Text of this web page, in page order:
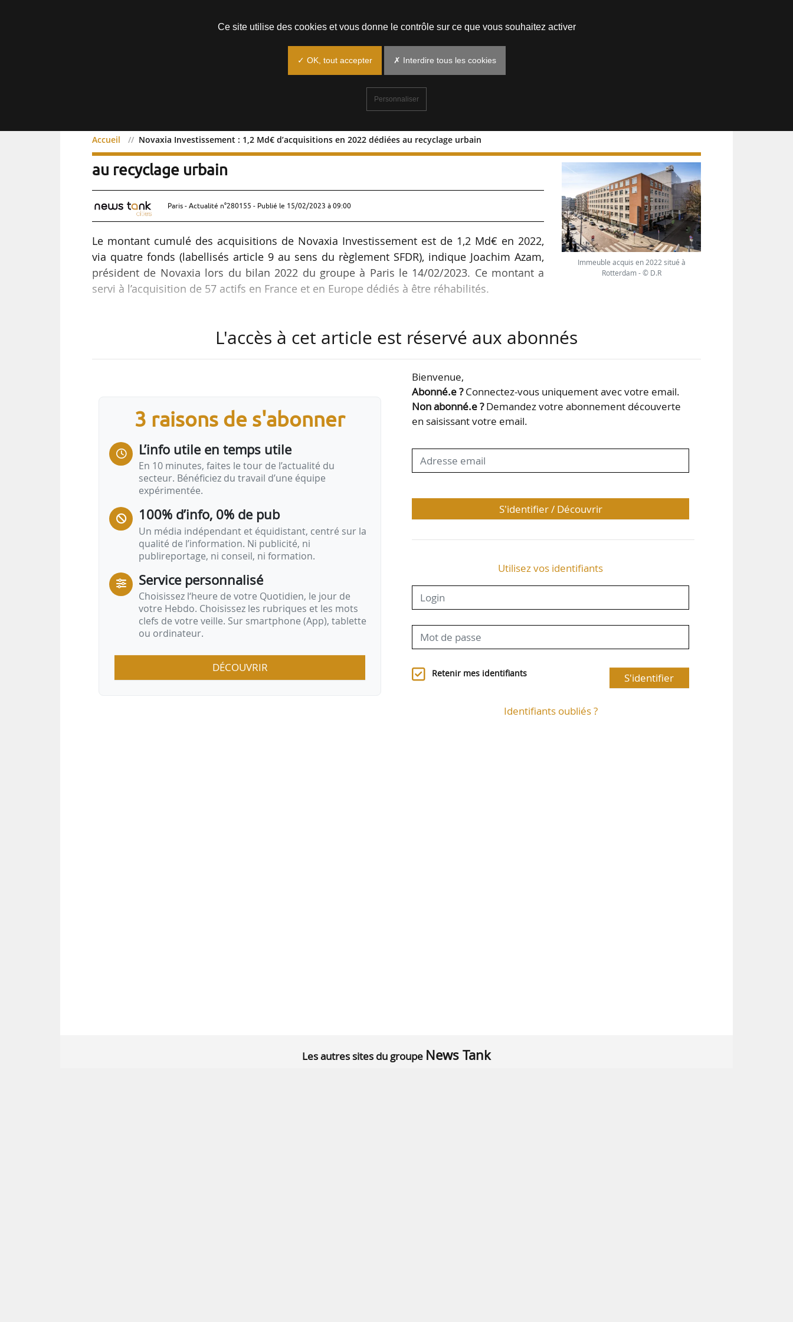
Accueil Novaxia Investissement : 1,2 Md€ d’acquisitions en 2022 dédiées au recyclage urbain
Novaxia Investissement : 1,2 Md€ d’acquisitions en 2022 dédiées
au recyclage urbain
Paris - Actualité n°280155 - Publié le 15/02/2023 à 09:00
Le montant cumulé des acquisitions de Novaxia Investissement est de 1,2 Md€ en 2022,
via quatre fonds (labellisés article 9 au sens du règlement SFDR), indique Joachim Azam,
président de Novaxia lors du bilan 2022 du groupe à Paris le 14/02/2023. Ce montant a
servi à l’acquisition de 57 actifs en France et en Europe dédiés à être réhabilités.
recyclage urbain. « En fin d’année 2022, nous avons lancé un nouveau fonds (Novaxia
l’immobilier, en permettant le développement d’infrastructures. 60 M€ ont déjà été
Immeuble acquis en 2022 situé à
Rotterdam - © D.R
L'accès à cet article est réservé aux abonnés
3 raisons de s'abonner
L’info utile en temps utile
En 10 minutes, faites le tour de l’actualité du
secteur. Bénéficiez du travail d’une équipe
expérimentée.
100% d’info, 0% de pub
Un média indépendant et équidistant, centré sur la
qualité de l’information. Ni publicité, ni
publireportage, ni conseil, ni formation.
Service personnalisé
Choisissez l‘heure de votre Quotidien, le jour de
votre Hebdo. Choisissez les rubriques et les mots
clefs de votre veille. Sur smartphone (App), tablette
ou ordinateur.
DÉCOUVRIR
Bienvenue,
Abonné.e ?Connectez-vous uniquement avec votre email.
Non abonné.e ?Demandez votre abonnement découverte
en saisissant votre email.
S'identifier / Découvrir
Utilisez vos identifiants
Retenir mes identifiants S'identifier
Identifiants oubliés ?
Les autres sites du groupe News Tank
Ce site utilise des cookies et vous donne le contrôle sur ce que vous souhaitez activer
✓ OK, tout accepter ✗ Interdire tous les cookies
Personnaliser